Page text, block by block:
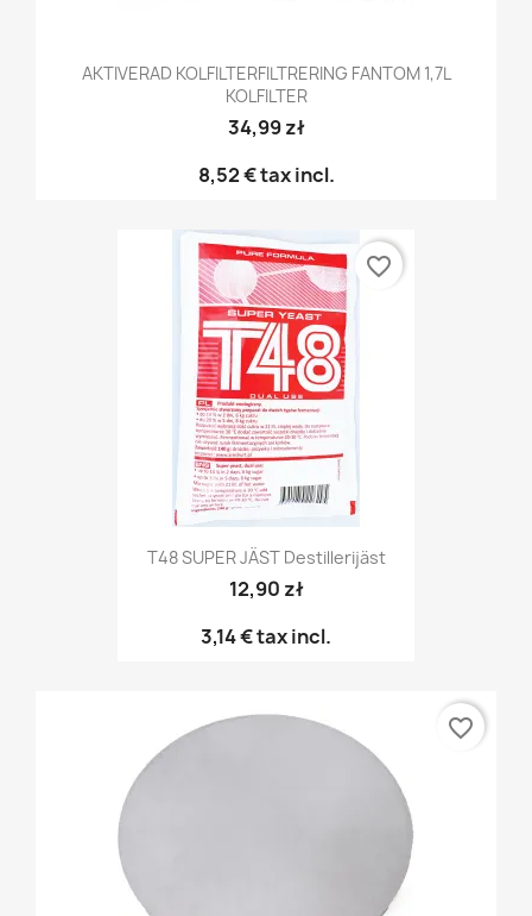
AKTIVERAD KOLFILTERFILTRERING FANTOM 1,7L
KOLFILTER
34,99 zł
8,52 €tax incl.
T48 SUPER JÄST Destillerijäst
12,90 zł
3,14 €tax incl.
favorite_border
favorite_border